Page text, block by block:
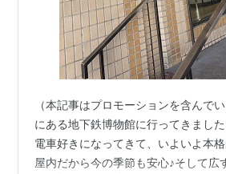
（本記事はプロモーションを含んで
にある地下鉄博物館に行ってきまし
電車好きになってきて、いよいよ本
屋内だから今の季節も安心♪そして広